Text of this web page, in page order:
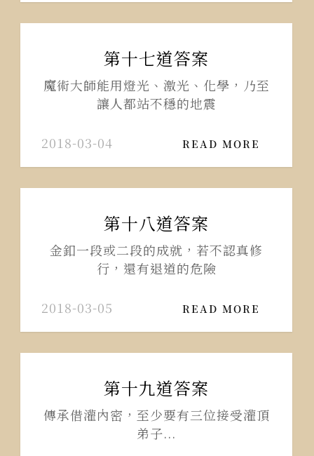
第十七道答案
魔術大師能用燈光、激光、化學，乃至
讓人都站不穩的地震
2018-03-04 READ MORE
第十八道答案
金釦一段或二段的成就，若不認真修
行，還有退道的危險
2018-03-05 READ MORE
第十九道答案
傳承借灌內密，至少要有三位接受灌頂
弟子...